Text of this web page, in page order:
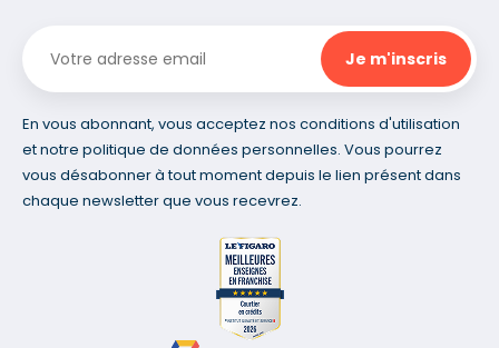
En vous abonnant, vous acceptez nos conditions d'utilisation
et notre politique de données personnelles. Vous pourrez
vous désabonner à tout moment depuis le lien présent dans
chaque newsletter que vous recevrez.